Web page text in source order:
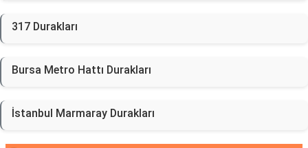
317 Durakları
Bursa Metro Hattı Durakları
İstanbul Marmaray Durakları